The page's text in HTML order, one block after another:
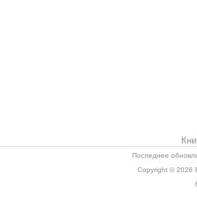
Последнее
Copyright © 2026